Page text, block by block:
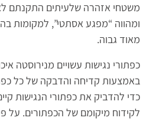
משטחי אזהרה שלעיתים התקנתם
ומהווה “מפגע אסתטי”, למקומות
מאוד גבוה.
כפתורי נגישות עשויים מנירוסטה
באמצעות קדיחה והדבקה של כל
כדי להדביק את כפתורי הנגישות
לקידוח מיקומם של הכפתורים. על